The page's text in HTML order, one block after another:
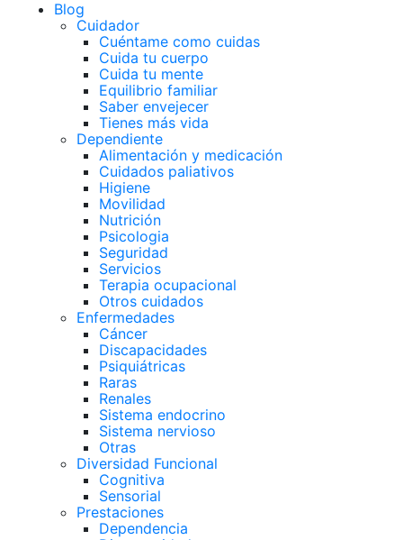
Blog
Cuidador
Cuéntame como cuidas
Cuida tu cuerpo
Cuida tu mente
Equilibrio familiar
Saber envejecer
Tienes más vida
Dependiente
Alimentación y medicación
Cuidados paliativos
Higiene
Movilidad
Nutrición
Psicologia
Seguridad
Servicios
Terapia ocupacional
Otros cuidados
Enfermedades
Cáncer
Discapacidades
Psiquiátricas
Raras
Renales
Sistema endocrino
Sistema nervioso
Otras
Diversidad Funcional
Cognitiva
Sensorial
Prestaciones
Dependencia